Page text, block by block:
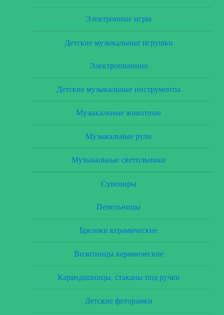
Электронные игры
Детские музыкальные игрушки
Электропианино
Детские музыкальные инструменты
Музыкальные животные
Музыкальные рули
Музыкальные светильники
Сувениры
Пепельницы
Брелоки керамические
Визитницы керамические
Карандашницы, стаканы под ручки
Детские фоторамки